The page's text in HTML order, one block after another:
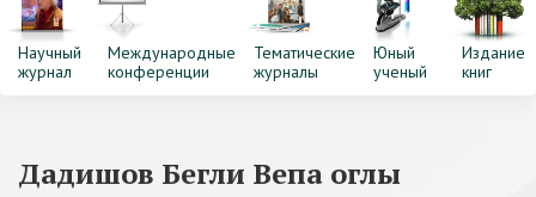
Научный
журнал
Международные
конференции
Тематические
журналы
Юный
ученый
Издание
книг
Дадишов Бегли Вепа оглы